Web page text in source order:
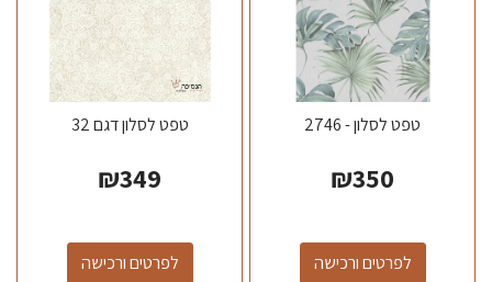
טפט לסלון - 2746
₪350
לפרטים ורכישה
טפט לסלון דגם 32
₪349
לפרטים ורכישה